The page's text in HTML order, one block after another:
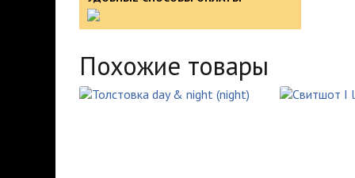
Похожие товары